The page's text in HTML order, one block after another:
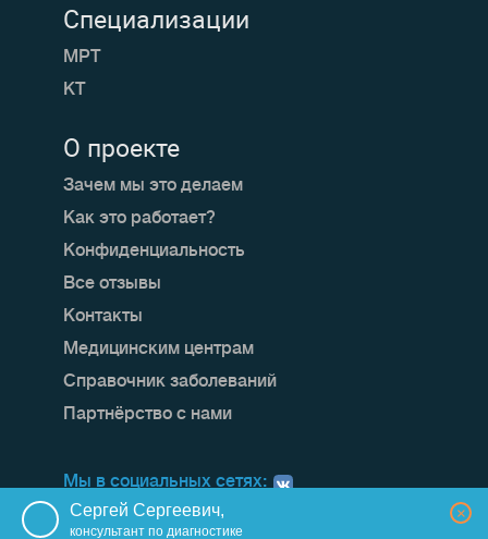
О проекте
Зачем мы это делаем
Как это работает?
Конфиденциальность
Все отзывы
Контакты
Медицинским центрам
Справочник заболеваний
Партнёрство с нами
Специализации
МРТ
КТ
Мы в социальных сетях:
×
Сергей Сергеевич,
консультант по диагностике